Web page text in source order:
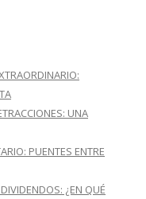
UNA
PUENTES ENTRE
¿EN QUÉ